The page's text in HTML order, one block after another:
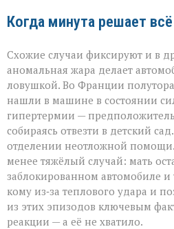
Когда минута решает всё
Схожие случаи фиксируют и в
аномальная жара делает
ловушкой. Во Франции
нашли в машине в состоянии
гипертермии —
собираясь отвезти в детский
отделении неотложной
менее тяжёлый случай: мать
заблокированном автомобиле
кому из‑за теплового удара и
из этих эпизодов ключевым
реакции — а её не хватило.